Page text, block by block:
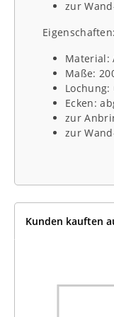
zur
Eigenschaften:
Material:
Maße:
Ecken:
zur
zur
Kunden kauften